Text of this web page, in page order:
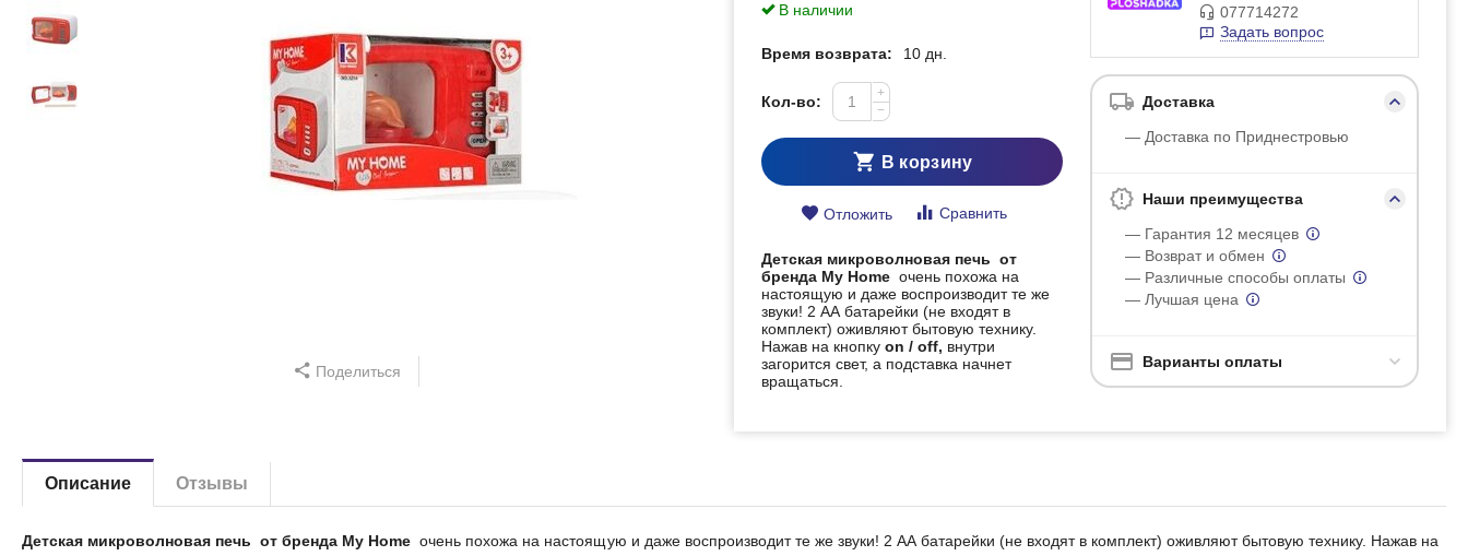
Поделиться
В наличии
Время возврата: 10 дн.
Кол-во:
+
−
В корзину
Отложить Сравнить
Детская микроволновая печь от
бренда My Home очень похожа на
настоящую и даже воспроизводит те же
звуки! 2 АА батарейки (не входят в
комплект) оживляют бытовую технику.
Нажав на кнопкуon / off, внутри
загорится свет, а подставка начнет
вращаться.
077714272
Задать вопрос
Доставка
— Доставка по Приднестровью
Наши преимущества
— Гарантия 12 месяцев
— Возврат и обмен
— Различные способы оплаты
— Лучшая цена
Варианты оплаты
Описание Отзывы
Детская микроволновая печь от бренда My Home очень похожа на настоящую и даже воспроизводит те же звуки! 2 АА батарейки (не входят в комплект) оживляют бытовую технику. Нажав на